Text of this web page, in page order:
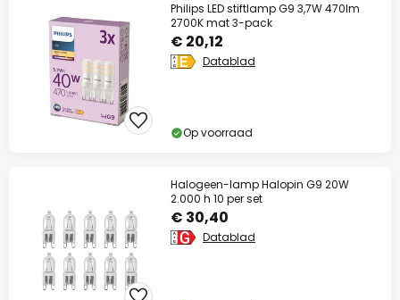
Philips LED stiftlamp G9 3,7W 470lm
2700K mat 3-pack
€ 20,12
Datablad
Op voorraad
Halogeen-lamp Halopin G9 20W
2.000 h 10 per set
€ 30,40
Datablad